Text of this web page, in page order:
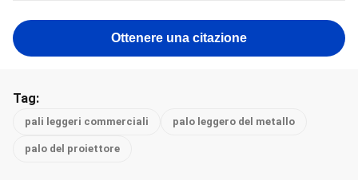
Ottenere una citazione
Tag:
pali leggeri commerciali palo leggero del metallo
palo del proiettore